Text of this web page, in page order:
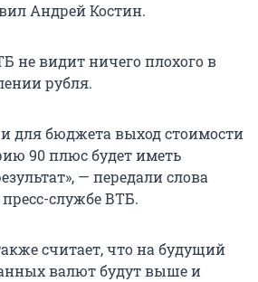
Андрей Костин.
не видит ничего плохого в
рубля.
и для бюджета выход стоимости
90 плюс будет иметь
— передали слова
службе ВТБ.
считает, чтона будущий
валют будут выше и